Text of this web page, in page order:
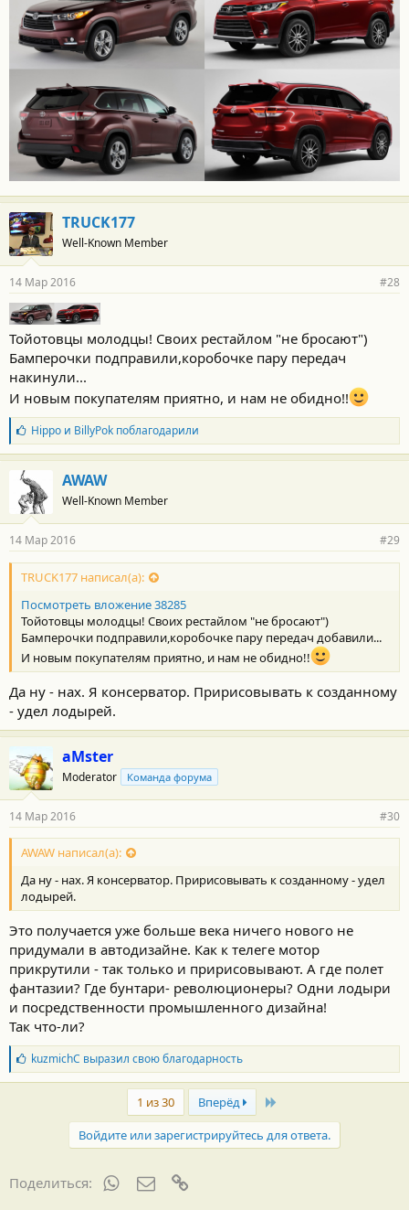
TRUCK177
Well-Known Member
14 Мар 2016 #28
Тойотовцы молодцы! Своих рестайлом "не бросают")
Бамперочки подправили,коробочке пару передач
накинули...
И новым покупателям приятно, и нам не обидно!!
Б
л
а
о
д
а
н
о
с
и
:
Hippoи BillyPokпоблагодарили
AWAW
Well-Known Member
14 Мар 2016 #29
TRUCK177 написал(а):
Посмотреть вложение 38285
Тойотовцы молодцы! Своих рестайлом "не бросают")
Бамперочки подправили,коробочке пару передач добавили...
И новым покупателям приятно, и нам не обидно!!
Да ну - нах. Я консерватор. Пририсовывать к созданному
- удел лодырей.
aMster
Moderator Команда форума
14 Мар 2016 #30
AWAW написал(а):
Да ну - нах. Я консерватор. Пририсовывать к созданному - удел
лодырей.
Это получается уже больше века ничего нового не
придумали в автодизайне. Как к телеге мотор
прикрутили - так только и пририсовывают. А где полет
фантазии? Где бунтари- революционеры? Одни лодыри
и посредственности промышленного дизайна!
Так что-ли?
Б
л
а
о
kuzmichC выразил свою благодарность
1 из 30 Вперёд
Войдите или зарегистрируйтесь для ответа.
Поделиться: WhatsAppЭлектронная почта